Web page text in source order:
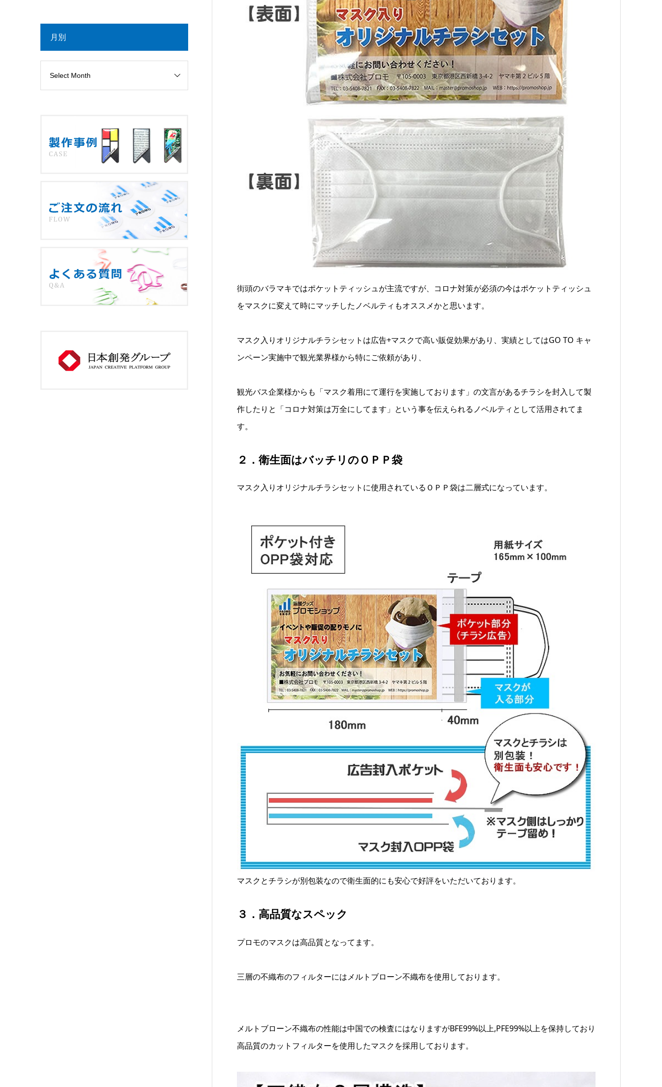
街頭のバラマキではポケットティッシュが主流ですが、コロナ対策が必須の今はポケットティッシュ
をマスクに変えて時にマッチしたノベルティもオススメかと思います。
マスク入りオリジナルチラシセットは広告+マスクで高い販促効果があり、実績としてはGO TO キャ
ンペーン実施中で観光業界様から特にご依頼があり、
観光バス企業様からも「マスク着用にて運行を実施しております」の文言があるチラシを封入して製
作したりと「コロナ対策は万全にしてます」という事を伝えられるノベルティとして活用されてま
す。
２．衛生面はバッチリのＯＰＰ袋
マスク入りオリジナルチラシセットに使用されているＯＰＰ袋は二層式になっています。
マスクとチラシが別包装なので衛生面的にも安心で好評をいただいております。
３．高品質なスペック
プロモのマスクは高品質となってます。
三層の不織布のフィルターにはメルトブローン不織布を使用しております。
メルトブローン不織布の性能は中国での検査にはなりますがBFE99%以上,PFE99%以上を保持しており
高品質のカットフィルターを使用したマスクを採用しております。
月別